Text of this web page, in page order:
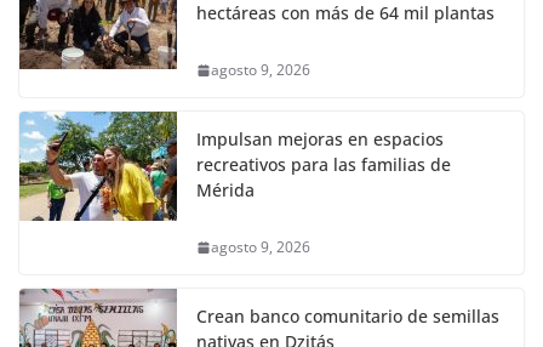
hectáreas con más de 64 mil plantas
agosto 9, 2026
Impulsan mejoras en espacios
recreativos para las familias de
Mérida
agosto 9, 2026
Crean banco comunitario de semillas
nativas en Dzitás